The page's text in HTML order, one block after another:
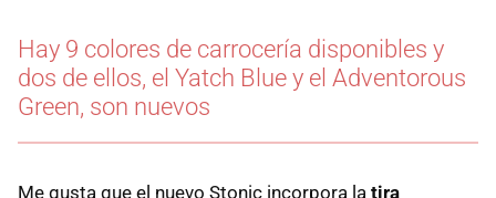
Hay 9 colores de carrocería disponibles y
dos de ellos, el Yatch Blue y el Adventorous
Green, son nuevos
Me gusta que el nuevo Stonic incorpora la tira